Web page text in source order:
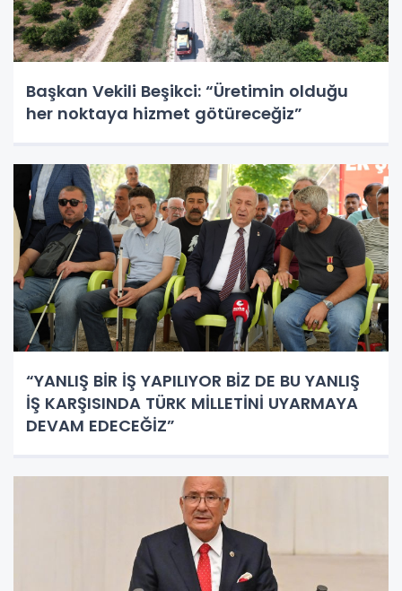
Başkan Vekili Beşikci: “Üretimin olduğu
her noktaya hizmet götüreceğiz”
“YANLIŞ BİR İŞ YAPILIYOR BİZ DE BU YANLIŞ
İŞ KARŞISINDA TÜRK MİLLETİNİ UYARMAYA
DEVAM EDECEĞİZ”